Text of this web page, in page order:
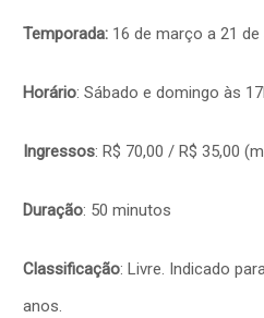
Temporada: 16 de março a 21 de
Horário: Sábado e domingo às
Ingressos: R$ 70,00 / R$ 35,00
Duração: 50 minutos
Classificação: Livre. Indicado
anos.